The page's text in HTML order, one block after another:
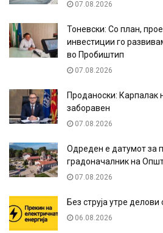
07.08.2026
Тоневски: Со план,
инвестиции го
во Пробиштип
07.08.2026
Проданоски: Карпалак
заборавен
07.08.2026
Одреден е датумот за
градоначалник на
07.08.2026
Без струја утре
06.08.2026